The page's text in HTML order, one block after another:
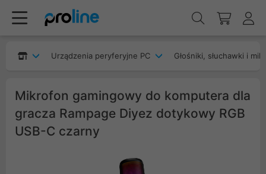
Urządzenia peryferyjne PC Głośniki, słuchawki i
Mikrofon gamingowy do komputera dla
gracza Rampage Diyez dotykowy RGB
USB-C czarny